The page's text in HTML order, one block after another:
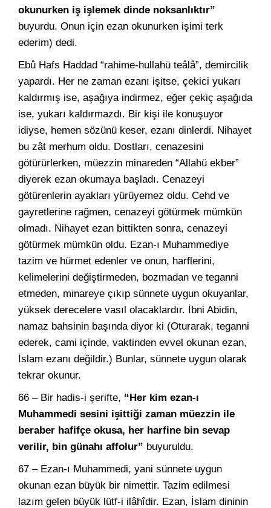
okunurken iş işlemek dinde noksanlıktır”
buyurdu. Onun için ezan okunurken işimi terk
ederim) dedi.
Ebû Hafs Haddad “rahime-hullahü teâlâ”, demircilik
yapardı. Her ne zaman ezanı işitse, çekici yukarı
kaldırmış ise, aşağıya indirmez, eğer çekiç aşağıda
ise, yukarı kaldırmazdı. Bir kişi ile konuşuyor
idiyse, hemen sözünü keser, ezanı dinlerdi. Nihayet
bu zât merhum oldu. Dostları, cenazesini
götürürlerken, müezzin minareden “Allahü ekber”
diyerek ezan okumaya başladı. Cenazeyi
götürenlerin ayakları yürüyemez oldu. Cehd ve
gayretlerine rağmen, cenazeyi götürmek mümkün
olmadı. Nihayet ezan bittikten sonra, cenazeyi
götürmek mümkün oldu. Ezan-ı Muhammediye
tazim ve hürmet edenler ve onun, harflerini,
kelimelerini değiştirmeden, bozmadan ve teganni
etmeden, minareye çıkıp sünnete uygun okuyanlar,
yüksek derecelere vasıl olacaklardır. İbni Abidin,
namaz bahsinin başında diyor ki (Oturarak, teganni
ederek, cami içinde, vaktinden evvel okunan ezan,
İslam ezanı değildir.) Bunlar, sünnete uygun olarak
tekrar okunur.
66 – Bir hadis-i şerifte, “Her kim ezan-ı
Muhammedi sesini işittiği zaman müezzin ile
beraber hafifçe okusa, her harfine bin sevap
verilir, bin günahı affolur” buyuruldu.
67 – Ezan-ı Muhammedi, yani sünnete uygun
okunan ezan büyük bir nimettir. Tazim edilmesi
lazım gelen büyük lütf-i ilâhîdir. Ezan, İslam dininin